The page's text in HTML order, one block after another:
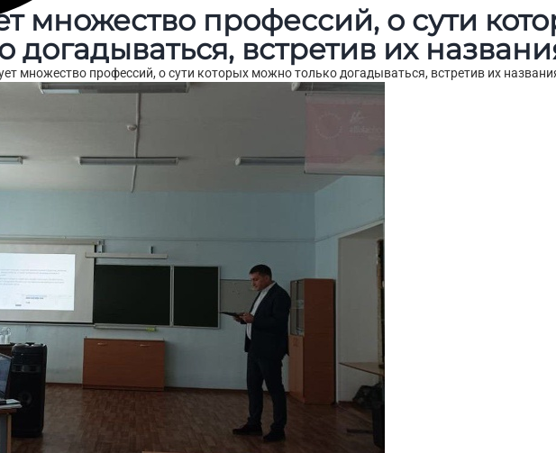
множество профессий, о сути
догадываться, встретив их
множество профессий, о сути которых можно только догадываться, встретив их